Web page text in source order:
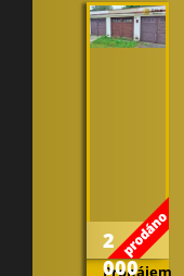
2
000
Pronájem